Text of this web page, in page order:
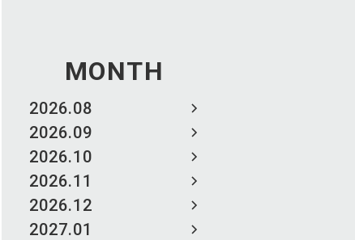
MONTH
2026.08
2026.09
2026.10
2026.11
2026.12
2027.01